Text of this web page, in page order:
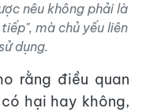
nêu không phải là
mà chủ yếu liên
dụng.
rằng điều quan
hại hay không,